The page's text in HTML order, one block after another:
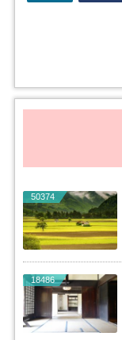
50374
18486